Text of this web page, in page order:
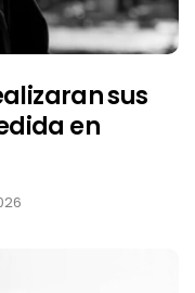
sus
en